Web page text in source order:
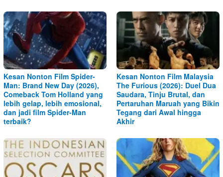
Kesan Nonton Film Spider-
Man: Brand New Day (2026),
Comeback Tom Holland yang
lebih gelap, lebih emosional,
dan jadi film Spider-Man
terbaik?
Kesan Nonton Film Malaysia
The Furious (2026): Duel Dua
Saudara, Tinju Brutal, dan
Pertaruhan Maruah yang Bikin
Tegang dari Awal hingga
Akhir